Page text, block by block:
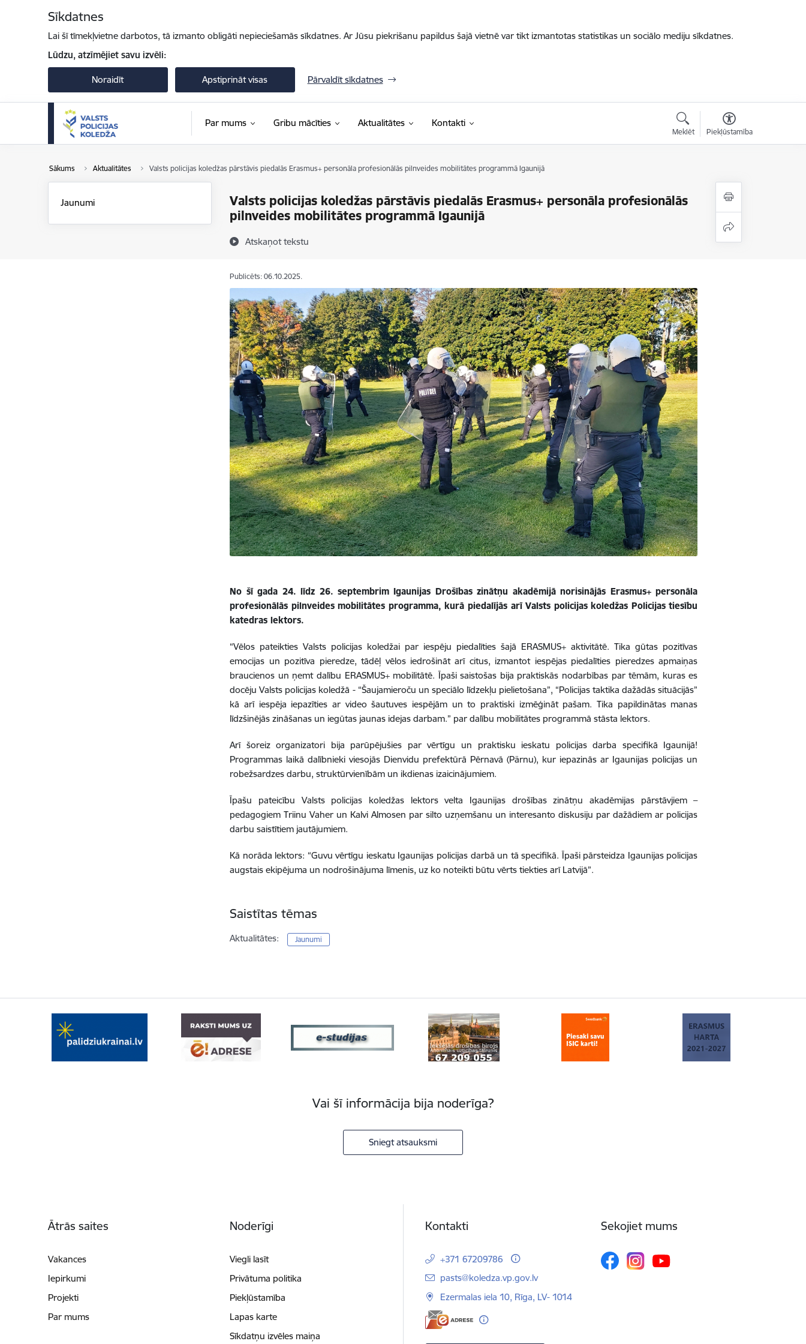
Sīkdatnes
Lai šī tīmekļvietne darbotos, tā izmanto obligāti nepieciešamās sīkdatnes. Ar Jūsu piekrišanu papildus šajā vietnē var tikt izmantotas statistikas un sociālo mediju sīkdatnes.
Lūdzu, atzīmējiet savu izvēli:
Noraidīt Apstiprināt visas Pārvaldīt sīkdatnes
Par mums Gribu mācīties Aktualitātes Kontakti
Meklēt Piekļūstamība
Sākums Aktualitātes Valsts policijas koledžas pārstāvis piedalās Erasmus+ personāla profesionālās pilnveides mobilitātes programmā Igaunijā
Valsts policijas koledžas pārstāvis piedalās Erasmus+ personāla profesionālās
pilnveides mobilitātes programmā Igaunijā
Atskaņot tekstu
Jaunumi
Publicēts: 06.10.2025.
No šī gada 24. līdz 26. septembrim Igaunijas Drošības zinātņu akadēmijā norisinājās Erasmus+ personāla
profesionālās pilnveides mobilitātes programma, kurā piedalījās arīValsts policijas koledžas Policijas tiesību
katedras lektors.
“Vēlos pateikties Valsts policijas koledžai par iespēju piedalīties šajā ERASMUS+ aktivitātē. Tika gūtas pozitīvas
emocijas un pozitīva pieredze, tādēļ vēlos iedrošināt arī citus, izmantot iespējas piedalīties pieredzes apmaiņas
braucienos un ņemt dalību ERASMUS+ mobilitātē. Īpaši saistošas bija praktiskās nodarbības par tēmām, kuras es
docēju Valsts policijas koledžā - “Šaujamieroču un speciālo līdzekļu pielietošana”, “Policijas taktika dažādās situācijās”
kā arī iespēja iepazīties ar video šautuves iespējām un to praktiski izmēģināt pašam. Tika papildinātas manas
līdzšinējās zināšanas un iegūtas jaunas idejas darbam.” par dalību mobilitātes programmā stāsta lektors.
Arī šoreiz organizatori bija parūpējušies par vērtīgu un praktisku ieskatu policijas darba specifikā Igaunijā!
Programmas laikā dalībnieki viesojās Dienvidu prefektūrā Pērnavā (Pärnu), kur iepazinās ar Igaunijas policijas un
robežsardzes darbu, struktūrvienībām un ikdienas izaicinājumiem.
Īpašu pateicību Valsts policijas koledžas lektors velta Igaunijas drošības zinātņu akadēmijas pārstāvjiem –
pedagogiem Triinu Vaher un Kalvi Almosen par silto uzņemšanu un interesanto diskusiju par dažādiem ar policijas
darbu saistītiem jautājumiem.
Kā norāda lektors: “Guvu vērtīgu ieskatu Igaunijas policijas darbā un tā specifikā. Īpaši pārsteidza Igaunijas policijas
augstais ekipējuma un nodrošinājuma līmenis, uz ko noteikti būtu vērts tiekties arī Latvijā”.
Saistītas tēmas
Aktualitātes: Jaunumi
Vai šī informācija bija noderīga?
Sniegt atsauksmi
Ātrās saites
Vakances
Iepirkumi
Projekti
Par mums
Noderīgi
Viegli lasīt
Privātuma politika
Piekļūstamība
Lapas karte
Sīkdatņu izvēles maiņa
Kontakti
+371 67209786
E-pasts:
pasts@koledza.vp.gov.lv
Ezermalas iela 10, Rīga, LV- 1014
Sekojiet mums